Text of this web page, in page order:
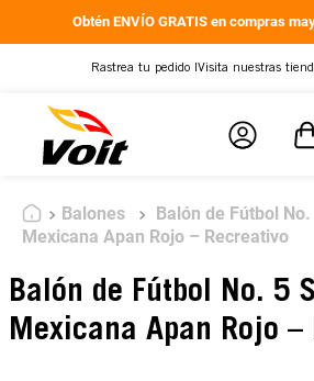
Obtén ENVÍO GRATIS en compras
Rastrea tu pedido | Visita nuestras
Balones
Balón de Fútbol
Mexicana Apan Rojo – Recreativo
Balón de Fútbol No. 5
Mexicana Apan Rojo –